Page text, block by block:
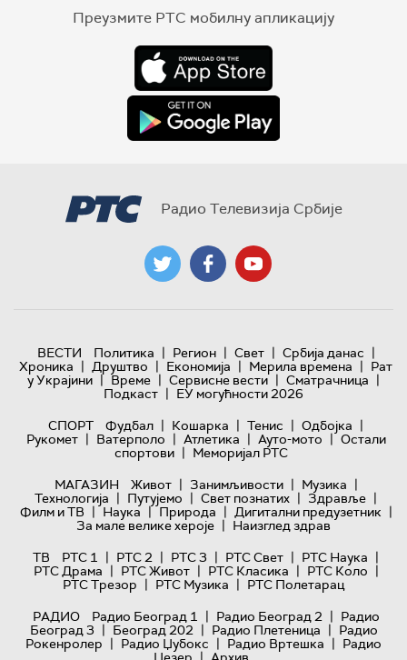
Преузмите РТС мобилну апликацију
Радио Телевизија Србије
ВЕСТИ Политика | Регион | Свет | Србија данас |
Хроника | Друштво | Економија | Мерила времена | Рат
у Украјини | Време | Сервисне вести | Сматрачница |
Подкаст | ЕУ могућности 2026
СПОРТ
Фудбал | Кошарка | Тенис | Одбојка |
Рукомет | Ватерполо | Атлетика | Ауто-мото | Остали
спортови | Меморијал РТС
МАГАЗИН
Живот | Занимљивости | Музика |
Технологијa | Путујемо | Свет познатих | Здравље |
Филм и ТВ | Наука | Природа | Дигитални предузетник |
За мале велике хероје | Наизглед здрав
ТВ
РТС 1 | РТС 2 | РТС 3 | РТС Свет | РТС Наука |
РТС Драма | РТС Живот | РТС Класика | РТС Коло |
РТС Трезор | РТС Музика | РТС Полетарац
РАДИО
Радио Београд 1 | Радио Београд 2 | Радио
Београд 3 | Београд 202 | Радио Плетеница | Радио
Рокенролер | Радио Џубокс | Радио Вртешка | Радио